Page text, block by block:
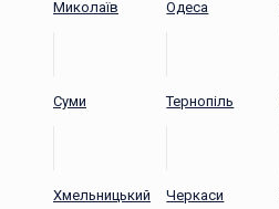
Миколаїв Одеса
Суми Тернопіль
Хмельницький Черкаси